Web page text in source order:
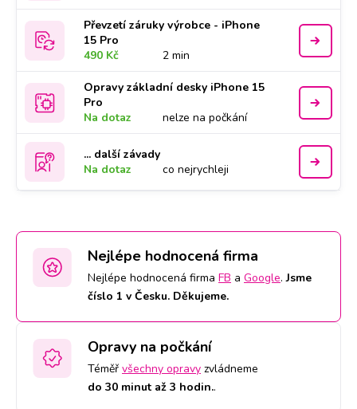
Převzetí záruky výrobce - iPhone
15 Pro
490 Kč
2 min
Opravy základní desky iPhone 15
Pro
Na dotaz
nelze na počkání
... další závady
Na dotaz
co nejrychleji
Nejlépe hodnocená firma
Nejlépe hodnocená firma FB a Google.Jsme
číslo 1 v Česku. Děkujeme.
Opravy na počkání
Téměř všechny opravy zvládneme
do 30 minut až 3 hodin..